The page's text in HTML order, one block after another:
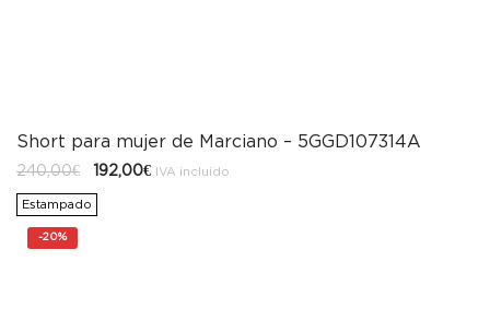
Short para mujer de Marciano – 5GGD107314A
240,00€
El
original
era:
192,00€ElIVA incluido
Estampado
-20%